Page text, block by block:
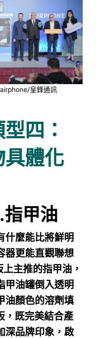
皇鋒通訊
四：
體化
甲油
什麼能比將鮮明
器更能直觀聯想
主推的指甲油，
甲油罐倒入透明
油顏色的溶劑填
，既完美結合產
深品牌印象，啟